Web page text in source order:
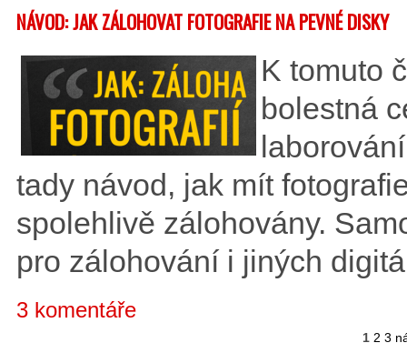
NÁVOD: JAK ZÁLOHOVAT FOTOGRAFIE NA PEVNÉ DISKY
K tomuto
bolestná
tady návod, jak mít
spolehlivě zálohovány.
pro zálohování i jiných
3 komentáře
1 2 3